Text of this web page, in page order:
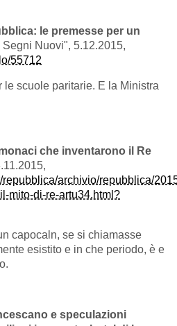
le premesse per un
Segni Nuovi", 5.12.2015,
55712
le scuole paritarie. E la Ministra
che inventarono il Re
repubblica/archivio/repubblica/
mito-di-re-artu34.html?
capocaln, se si chiamasse
esistito e in che periodo, è e
e speculazioni